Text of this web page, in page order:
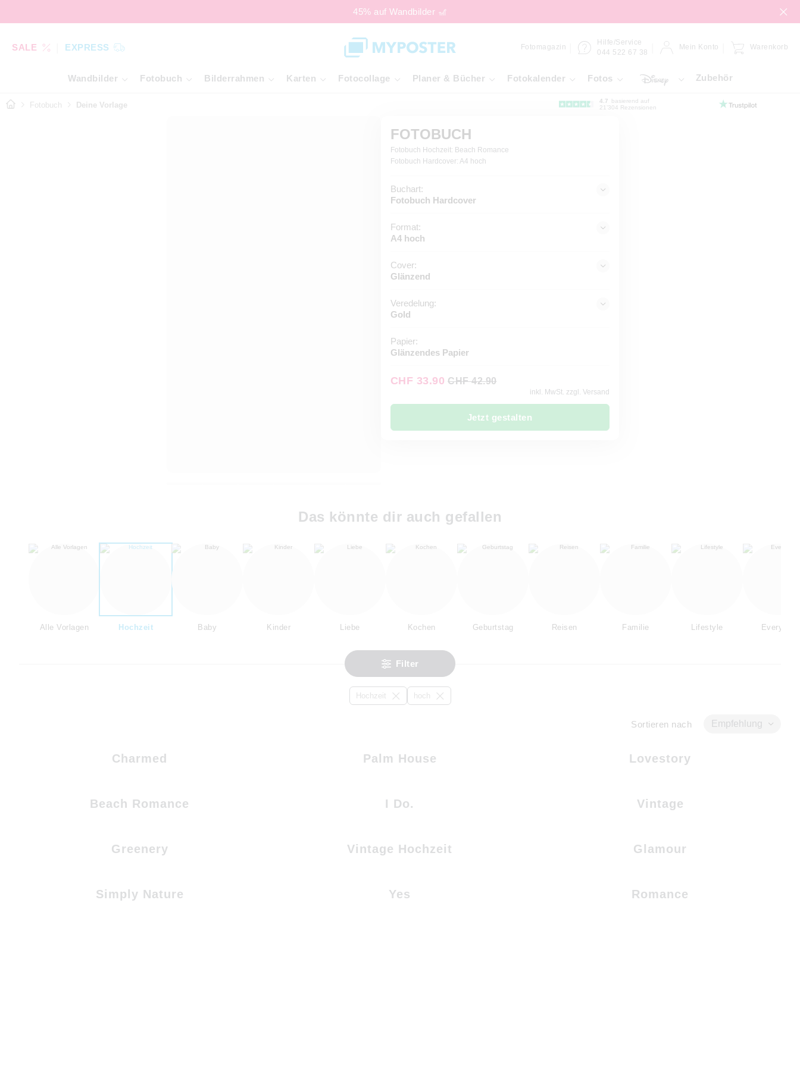
45% auf Wandbilder 🎢
SALE EXPRESS Fotomagazin
Hilfe/Service
044 522 67 38
Mein Konto Warenkorb
Wandbilder Fotobuch Bilderrahmen Karten Fotocollage Planer & Bücher Fotokalender Fotos Zubehör
Fotobuch Deine Vorlage 4.7
basierend auf
21’304 Rezensionen
FOTOBUCH
Fotobuch Hochzeit: Beach Romance
Fotobuch Hardcover: A4 hoch
Buchart:
Fotobuch Hardcover
Format:
A4 hoch
Cover:
Glänzend
Veredelung:
Gold
Papier:
Glänzendes Papier
CHF 33.90 CHF 42.90
inkl. MwSt. zzgl. Versand
Jetzt gestalten
Das könnte dir auch gefallen
Alle Vorlagen Hochzeit Baby Kinder Liebe Kochen Geburtstag Reisen Familie Lifestyle Everyday
Filter
Hochzeit hoch
Sortieren nach Empfehlung
Charmed Palm House Lovestory
Beach Romance I Do. Vintage
Greenery Vintage Hochzeit Glamour
Simply Nature Yes Romance